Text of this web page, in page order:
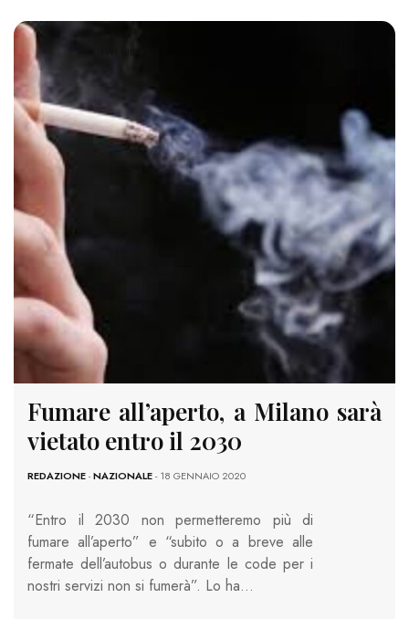
Fumare all’aperto, a Milano sarà
vietato entro il 2030
REDAZIONE-NAZIONALE- 18 GENNAIO 2020
“Entro il 2030 non permetteremo più di
fumare all’aperto” e “subito o a breve alle
fermate dell’autobus o durante le code per i
nostri servizi non si fumerà”. Lo ha…